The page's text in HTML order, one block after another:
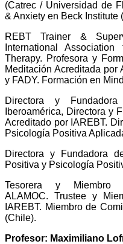
(Catrec / Universidad de
& Anxiety en Beck Institute
REBT Trainer &
International
Therapy. Profesora y
Meditación Acreditada por
y FADY. Formación en
Directora y
Iberoamérica, Directora y
Acreditado por IAREBT.
Psicología Positiva
Directora y Fundadora
Positiva y Psicología
Tesorera y
ALAMOC. Trustee y
IAREBT. Miembro de
(Chile).
Profesor: Maximiliano